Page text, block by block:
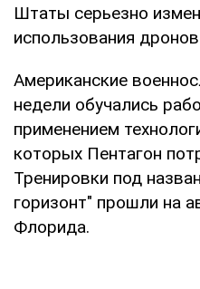
Штаты серьезно
использования
Американские
недели обучались
применением
которых Пентагон
Тренировки под
горизонт" прошли на
Флорида.